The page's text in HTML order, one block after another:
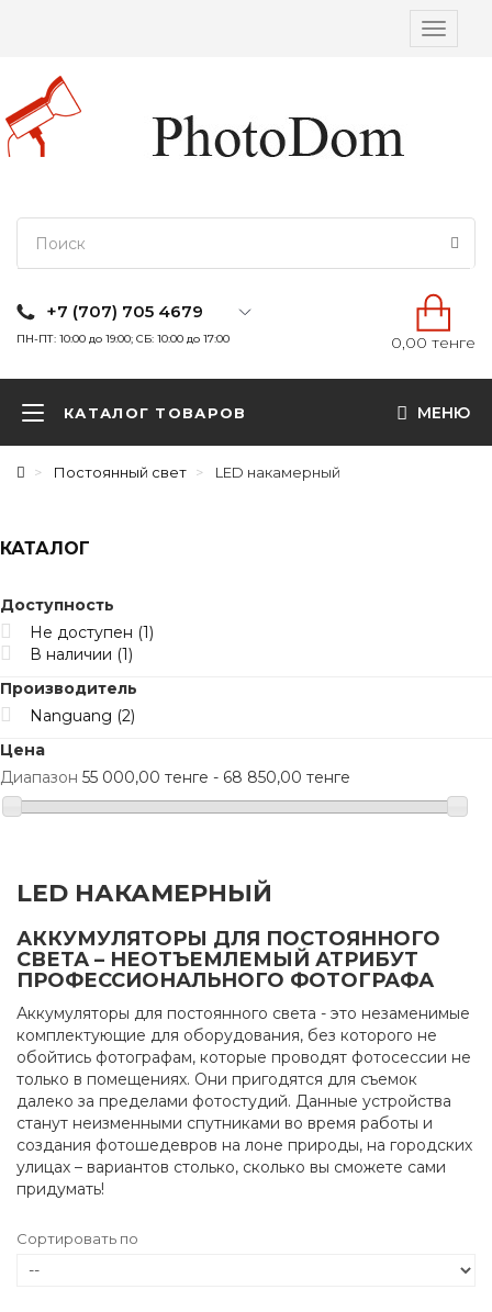
Вкл/
+7 (707) 705 4679
ПН-ПТ: 10:00 до 19:00; СБ: 10:00 до 17:00 0,00 тенге
КАТАЛОГ ТОВАРОВ МЕНЮ
Постоянный свет LED накамерный
КАТАЛОГ
Доступность
Не доступен (1)
В наличии (1)
Производитель
Nanguang (2)
Цена
Диапазон 55 000,00 тенге - 68 850,00 тенге
LED НАКАМЕРНЫЙ
АККУМУЛЯТОРЫ ДЛЯ ПОСТОЯННОГО
СВЕТА – НЕОТЪЕМЛЕМЫЙ АТРИБУТ
ПРОФЕССИОНАЛЬНОГО ФОТОГРАФА
Аккумуляторы для постоянного света - это незаменимые
комплектующие для оборудования, без которого не
обойтись фотографам, которые проводят фотосессии не
только в помещениях. Они пригодятся для съемок
далеко за пределами фотостудий. Данные устройства
станут неизменными спутниками во время работы и
создания фотошедевров на лоне природы, на городских
улицах – вариантов столько, сколько вы сможете сами
придумать!
Сортировать по